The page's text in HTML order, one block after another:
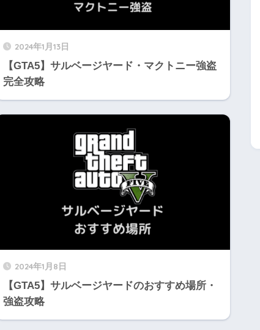
2024年1月13日
【GTA5】サルベージヤード・マクトニー強盗
完全攻略
2024年1月8日
【GTA5】サルベージヤードのおすすめ場所・
強盗攻略